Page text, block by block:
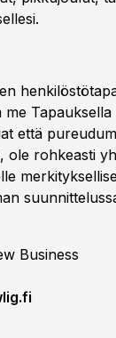
että
ole rohkeasti
Business